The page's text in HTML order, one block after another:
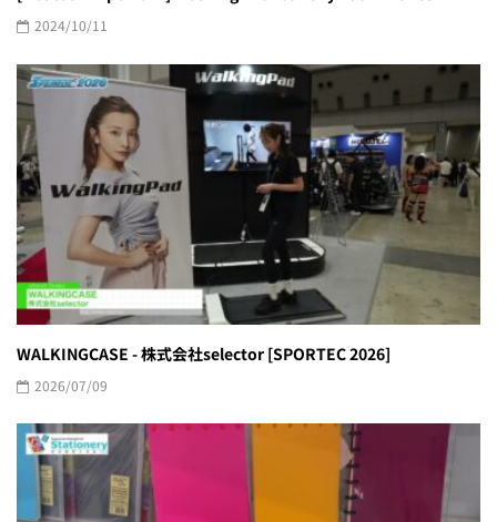
2024/10/11
WALKINGCASE - 株式会社selector [SPORTEC 2026]
2026/07/09